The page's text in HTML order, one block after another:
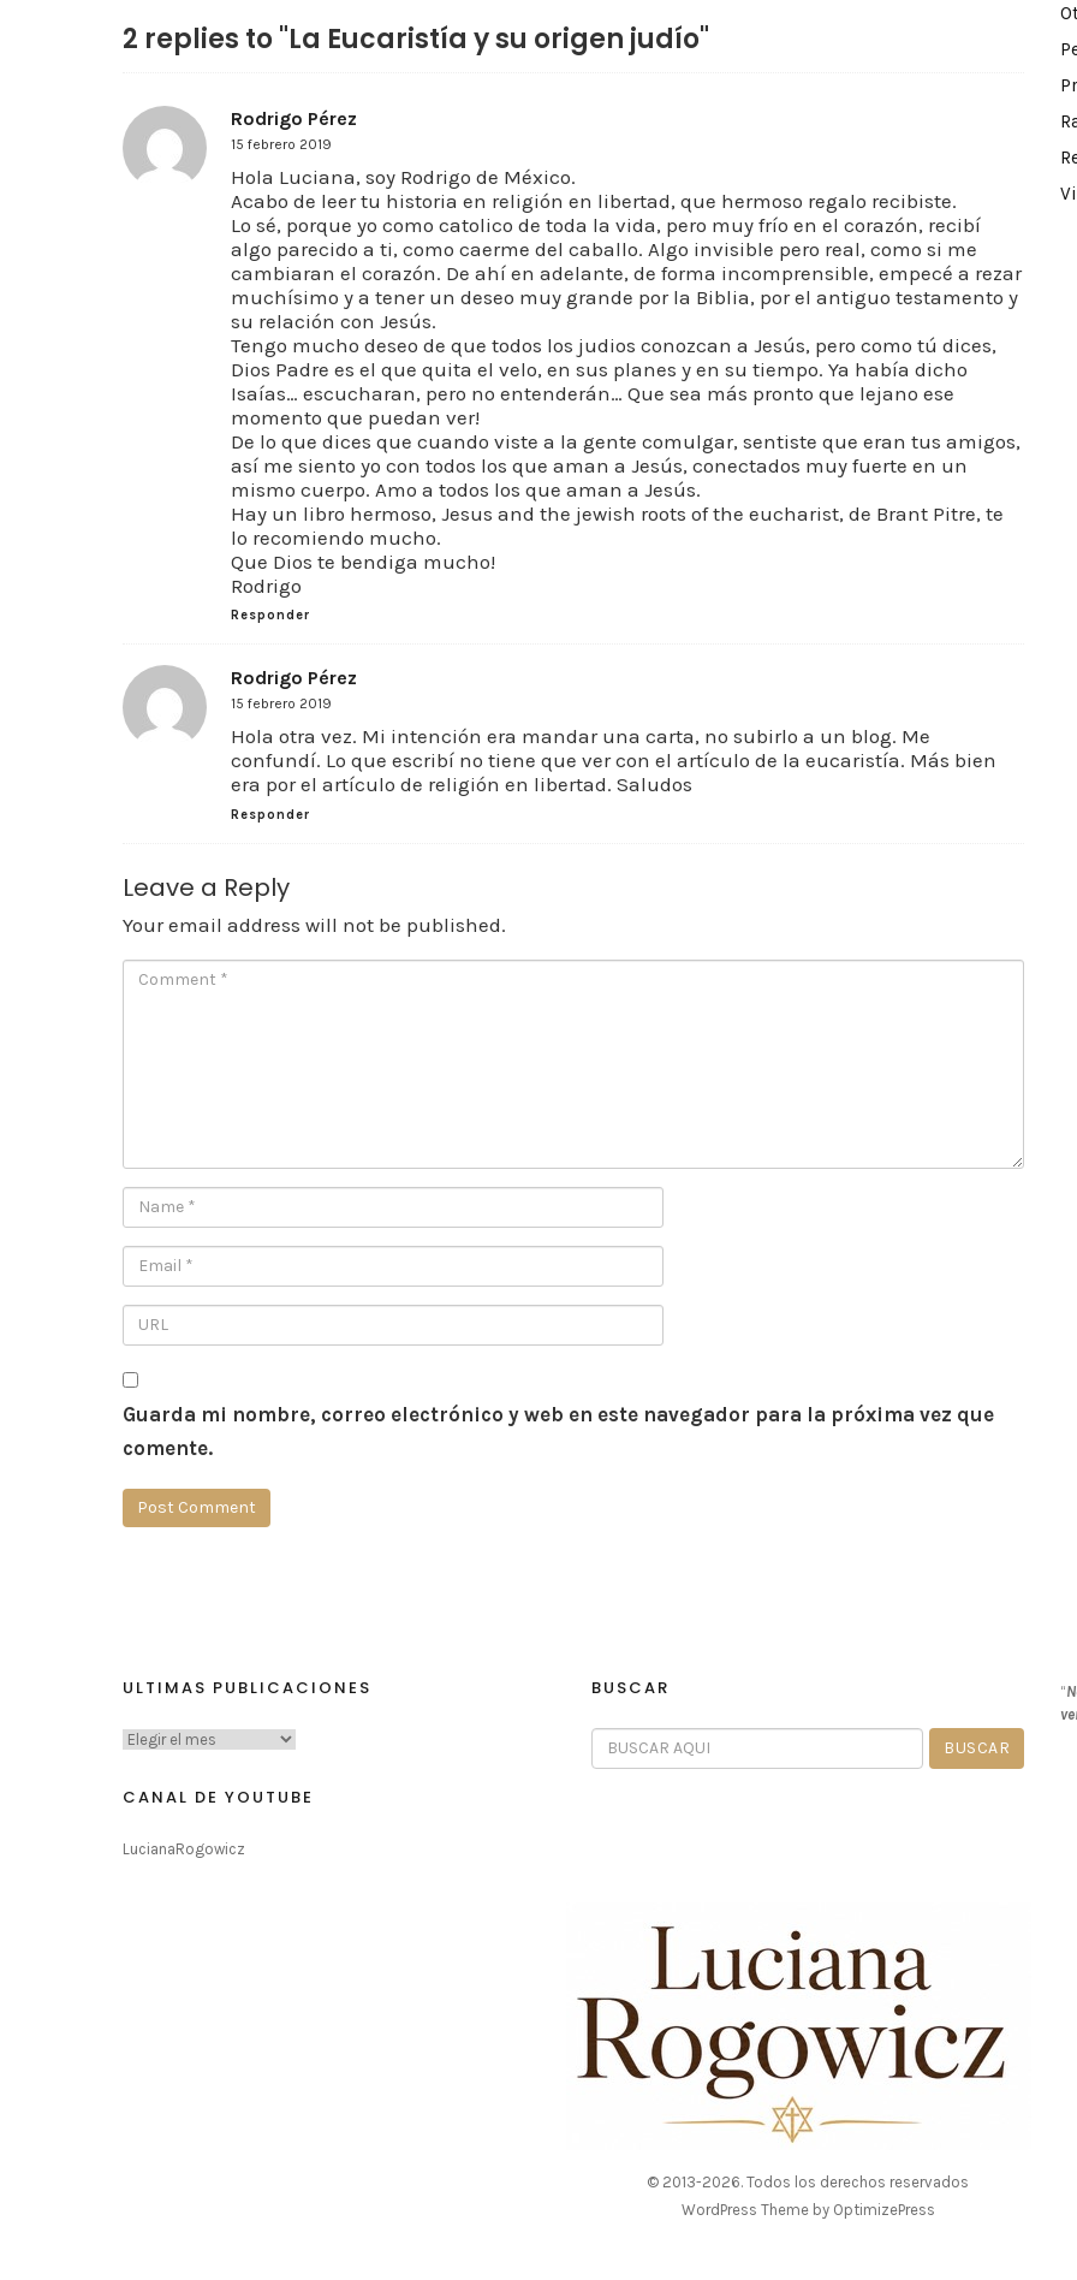
2 replies to "La Eucaristía y su origen judío"
Rodrigo Pérez
15 febrero 2019
Hola Luciana, soy Rodrigo de México.
Acabo de leer tu historia en religión en libertad, que hermoso regalo recibiste.
Lo sé, porque yo como catolico de toda la vida, pero muy frío en el corazón, recibí
algo parecido a ti, como caerme del caballo. Algo invisible pero real, como si me
cambiaran el corazón. De ahí en adelante, de forma incomprensible, empecé a rezar
muchísimo y a tener un deseo muy grande por la Biblia, por el antiguo testamento y
su relación con Jesús.
Tengo mucho deseo de que todos los judios conozcan a Jesús, pero como tú dices,
Dios Padre es el que quita el velo, en sus planes y en su tiempo. Ya había dicho
Isaías… escucharan, pero no entenderán… Que sea más pronto que lejano ese
momento que puedan ver!
De lo que dices que cuando viste a la gente comulgar, sentiste que eran tus amigos,
así me siento yo con todos los que aman a Jesús, conectados muy fuerte en un
mismo cuerpo. Amo a todos los que aman a Jesús.
Hay un libro hermoso, Jesus and the jewish roots of the eucharist, de Brant Pitre, te
lo recomiendo mucho.
Que Dios te bendiga mucho!
Rodrigo
Responder
Rodrigo Pérez
15 febrero 2019
Hola otra vez. Mi intención era mandar una carta, no subirlo a un blog. Me
confundí. Lo que escribí no tiene que ver con el artículo de la eucaristía. Más bien
era por el artículo de religión en libertad. Saludos
Responder
Leave a Reply
Your email address will not be published.
Guarda mi nombre, correo electrónico y web en este navegador para la próxima vez que
comente.
ULTIMAS PUBLICACIONES
CANAL DE YOUTUBE
LucianaRogowicz
BUSCAR “
© 2013-2026. Todos los derechos reservados
WordPress Theme by OptimizePress